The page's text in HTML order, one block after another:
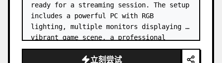
ready for a streaming session. The setup
includes a powerful PC with RGB
lighting, multiple monitors displaying a
vibrant game scene, a professional
microphone, and a sleek gaming chair. …
立刻尝试